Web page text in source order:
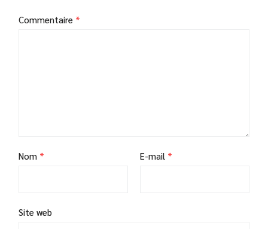
Commentaire *
Nom * E-mail *
Site web